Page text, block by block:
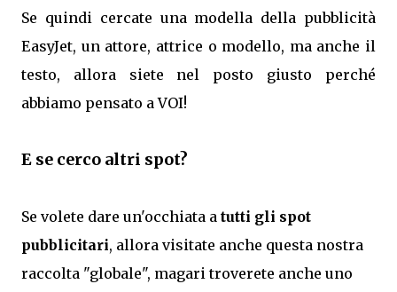
Se quindi cercate una modella della pubblicità
EasyJet, un attore, attrice o modello, ma anche il
testo, allora siete nel posto giusto perché
abbiamo pensato a VOI!
E se cerco altri spot?
Se volete dare un'occhiata a tutti gli spot
pubblicitari, allora visitate anche questa nostra
raccolta "globale", magari troverete anche uno